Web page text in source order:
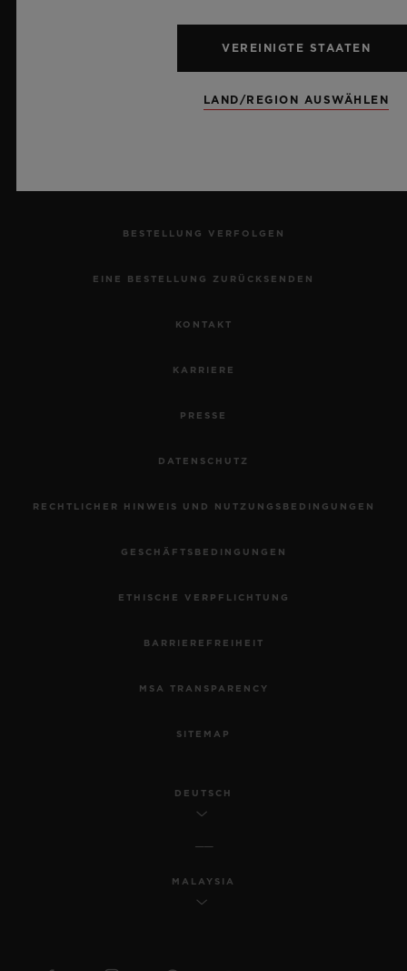
NEWSLETTER
BESTELLUNG VERFOLGEN
EINE BESTELLUNG ZURÜCKSENDEN
KONTAKT
KARRIERE
PRESSE
DATENSCHUTZ
RECHTLICHER HINWEIS UND NUTZUNGSBEDINGUNGEN
GESCHÄFTSBEDINGUNGEN
ETHISCHE VERPFLICHTUNG
BARRIEREFREIHEIT
MSA TRANSPARENCY
SITEMAP
DEUTSCH
MALAYSIA
VEREINIGTE STAATEN
LAND/REGION AUSWÄHLEN